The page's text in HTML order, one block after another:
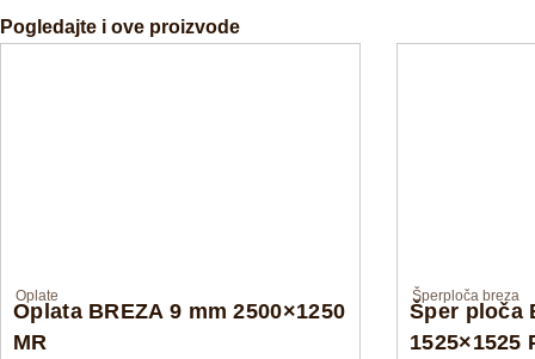
Pogledajte i ove proizvode
Oplate
Oplata BREZA 9 mm 2500×1250
MR
Šperploča breza
Šper ploča
1525×1525